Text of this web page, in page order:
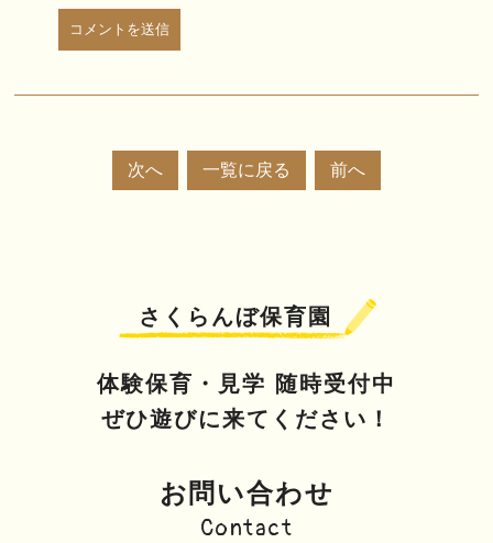
次へ 一覧に戻る 前へ
さくらんぼ保育園
体験保育・見学 随時受付中
ぜひ遊びに来てください！
お問い合わせ
Contact